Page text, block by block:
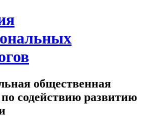
общественная
содействию развитию